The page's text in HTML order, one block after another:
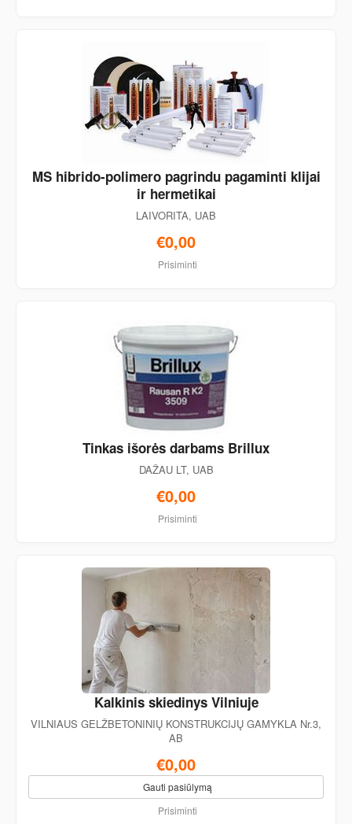
MS hibrido-polimero pagrindu pagaminti klijai
ir hermetikai
LAIVORITA, UAB
€0,00
Prisiminti
Tinkas išorės darbams Brillux
DAŽAU LT, UAB
€0,00
Prisiminti
Kalkinis skiedinys Vilniuje
VILNIAUS GELŽBETONINIŲ KONSTRUKCIJŲ GAMYKLA Nr.3,
AB
€0,00
Gauti pasiūlymą
Prisiminti